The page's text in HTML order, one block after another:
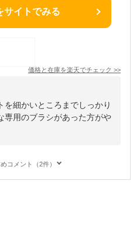
サイトでみる
価格と在庫を楽天でチェック >>
を細かいところまでしっかり
専用のブラシがあった方がや
コメント（2件）